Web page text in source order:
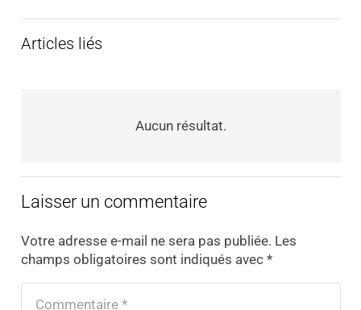
Articles liés
Aucun résultat.
Laisser un commentaire
Votre adresse e-mail ne sera pas publiée. Les
champs obligatoires sont indiqués avec *